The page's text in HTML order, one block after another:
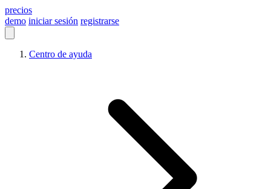
precios
demo iniciar sesión registrarse
Centro de ayuda